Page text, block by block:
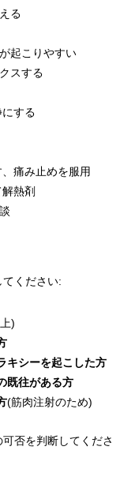
る
起こりやすい
スする
する
痛み止めを服用
熱剤
ください:
)
キシーを起こした方
既往がある方
(筋肉注射のため)
否を判断してくださ